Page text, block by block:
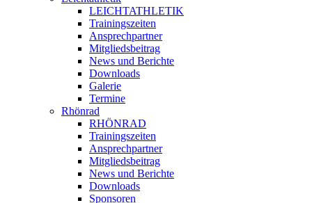
LEICHTATHLETIK
Trainingszeiten
Ansprechpartner
Mitgliedsbeitrag
News und Berichte
Downloads
Galerie
Termine
Rhönrad
RHÖNRAD
Trainingszeiten
Ansprechpartner
Mitgliedsbeitrag
News und Berichte
Downloads
Sponsoren